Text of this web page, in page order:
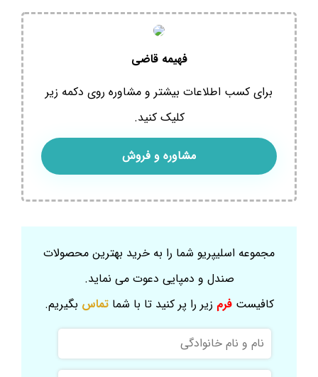
فهیمه قاضی
برای کسب اطلاعات بیشتر و مشاوره روی دکمه زیر
کلیک کنید.
مشاوره و فروش
مجموعه اسلیپریو شما را به خرید بهترین محصولات
صندل و دمپایی دعوت می نماید.
کافیستفرم زیر را پر کنید تا با شماتماس بگیریم.
نام
و
نام